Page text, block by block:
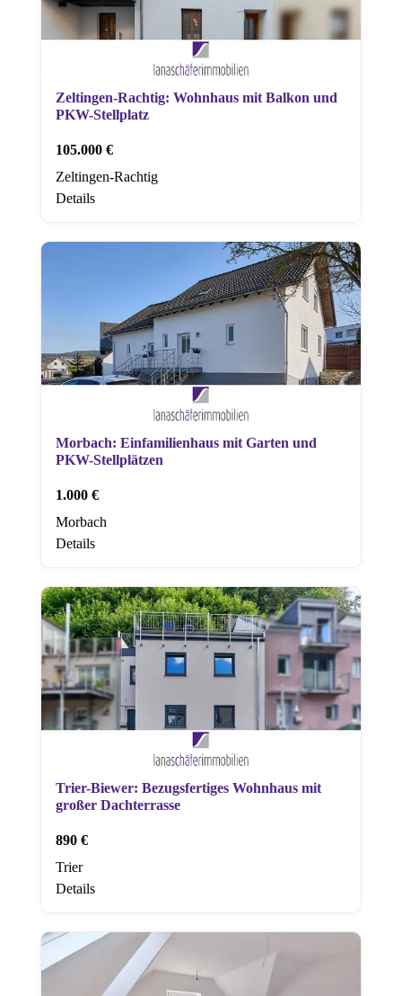
Zeltingen-Rachtig: Wohnhaus mit Balkon und
PKW-Stellplatz
105.000 €
Zeltingen-Rachtig
Details
Morbach: Einfamilienhaus mit Garten und
PKW-Stellplätzen
1.000 €
Morbach
Details
Trier-Biewer: Bezugsfertiges Wohnhaus mit
großer Dachterrasse
890 €
Trier
Details